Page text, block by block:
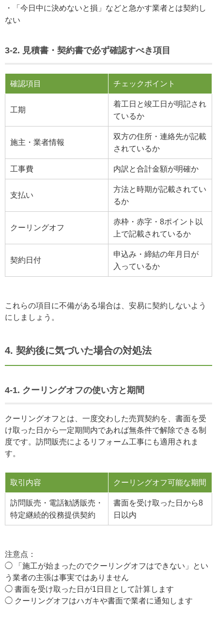
・「今日中に決めないと損」などと急かす業者とは契約し
ない
3-2. 見積書・契約書で必ず確認すべき項目
確認項目 チェックポイント
工期
着工日と竣工日が明記され
ているか
施主・業者情報
双方の住所・連絡先が記載
されているか
工事費 内訳と合計金額が明確か
支払い
方法と時期が記載されてい
るか
クーリングオフ
赤枠・赤字・8ポイント以
上で記載されているか
契約日付
申込み・締結の年月日が
入っているか
これらの項目に不備がある場合は、安易に契約しないよう
にしましょう。
4. 契約後に気づいた場合の対処法
4-1. クーリングオフの使い方と期間
クーリングオフとは、一度交わした売買契約を、書面を受
け取った日から一定期間内であれば無条件で解除できる制
度です。訪問販売によるリフォーム工事にも適用されま
す。
取引内容 クーリングオフ可能な期間
訪問販売・電話勧誘販売・
特定継続的役務提供契約
書面を受け取った日から8
日以内
注意点：
◯ 「施工が始まったのでクーリングオフはできない」とい
う業者の主張は事実ではありません
◯ 書面を受け取った日が1日目として計算します
◯ クーリングオフはハガキや書面で業者に通知します